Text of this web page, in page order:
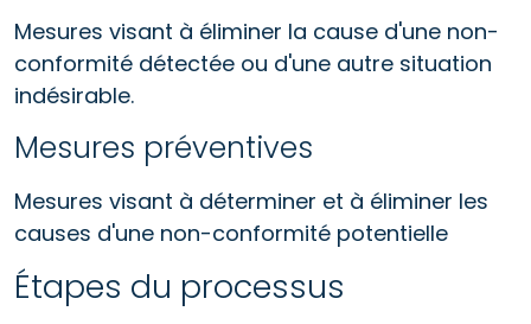
Mesures visant à éliminer la cause d'une non-
conformité détectée ou d'une autre situation
indésirable.
Mesures préventives
Mesures visant à déterminer et à éliminer les
causes d'une non-conformité potentielle
Étapes du processus